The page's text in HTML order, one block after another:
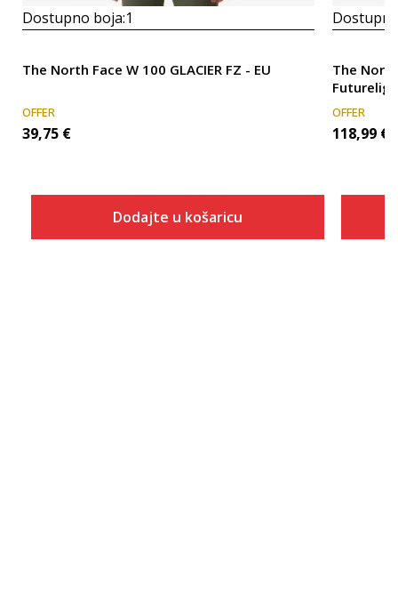
Dostupno boja:1
The North Face W 100 GLACIER FZ - EU
OFFER
39,75 €
Dodajte u košaricu
The
OFFER
118,99 €